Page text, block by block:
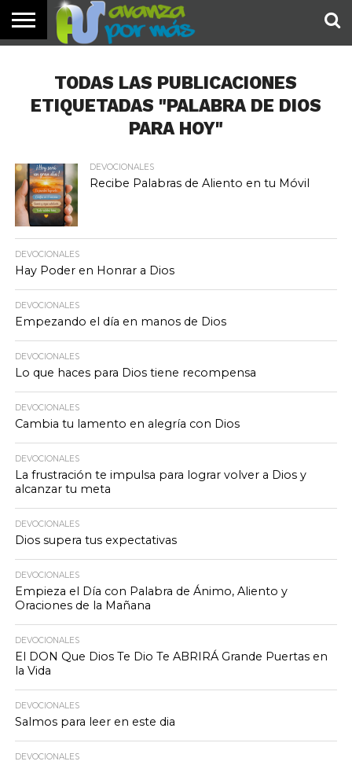
DE HOY
NOSOTROS
TODAS LAS PUBLICACIONES
ETIQUETADAS "PALABRA DE DIOS
PARA HOY"
DEVOCIONALES
Recibe Palabras de Aliento en tu Móvil
DEVOCIONALES
Hay Poder en Honrar a Dios
DEVOCIONALES
Empezando el día en manos de Dios
DEVOCIONALES
Lo que haces para Dios tiene recompensa
DEVOCIONALES
Cambia tu lamento en alegría con Dios
DEVOCIONALES
La frustración te impulsa para lograr volver a Dios y
alcanzar tu meta
DEVOCIONALES
Dios supera tus expectativas
DEVOCIONALES
Empieza el Día con Palabra de Ánimo, Aliento y
Oraciones de la Mañana
DEVOCIONALES
El DON Que Dios Te Dio Te ABRIRÁ Grande Puertas en
la Vida
DEVOCIONALES
Salmos para leer en este dia
DEVOCIONALES